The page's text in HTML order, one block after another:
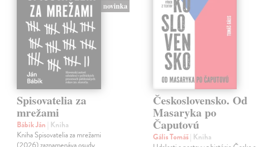
novinka
Spisovatelia za
mrežami
Bábik Ján | Kniha
Kniha Spisovatelia za mrežami
Československo. Od
Masaryka po
Čaputovú
Gális Tomáš| Kniha